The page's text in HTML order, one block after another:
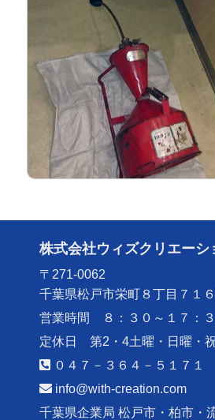
株式会社ウィズクリエーシ
〒271-0062
千葉県松戸市栄町８丁目７１
営業時間 ８：３０～１７：
定休日 第2・4土曜・日曜・
０４７－３６４－５１７１
info@with-creation.com
千葉県企業局 松戸市・柏市・